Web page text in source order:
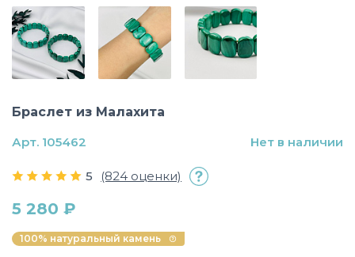
Браслет из Малахита
5 (824 оценки)
5 280 ₽
100% натуральный камень
Арт. 105462 Нет в наличии